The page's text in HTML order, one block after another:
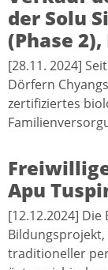
der Solu
(Phase
[28.11. 2024]
Dörfern
zertifiziertes
Apu
[12.12.2024] Die
traditioneller